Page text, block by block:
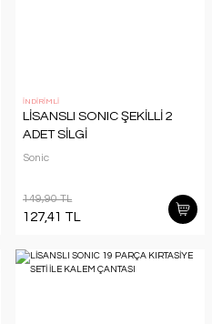
İNDİRİMLİ
LİSANSLI SONIC ŞEKİLLİ 2
ADET SİLGİ
Sonic
149,90 TL
127,41 TL